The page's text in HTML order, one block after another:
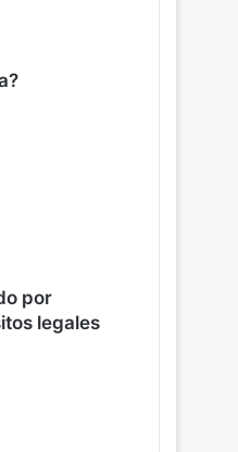
por
legales